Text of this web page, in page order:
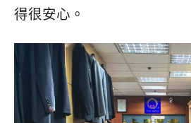
得很安心。